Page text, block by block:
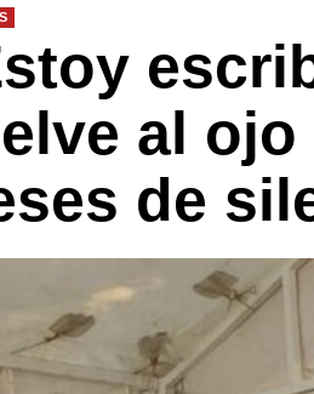
al
de